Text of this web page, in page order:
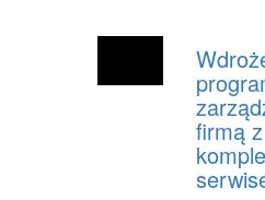
ADWOKACI,
SPRZĄTANIE,firmą z